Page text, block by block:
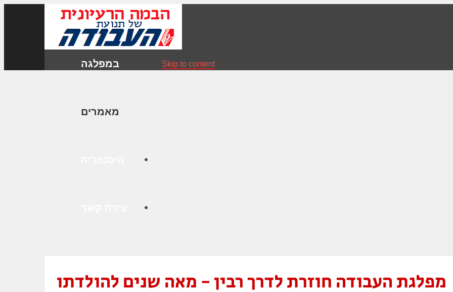
במפלגה
מאמרים
Skip to content
מפלגת העבודה חוזרת לדרך רבין - מאה שנים להולדתו